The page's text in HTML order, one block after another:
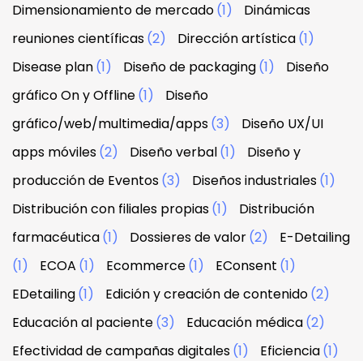
Dimensionamiento de mercado(1)
Dinámicas
reuniones científicas(2) Dirección artística(1)
Disease plan(1) Diseño de packaging(1)
Diseño
gráfico On y Offline(1)
Diseño
gráfico/web/multimedia/apps(3)
Diseño UX/UI
apps móviles(2) Diseño verbal(1)
Diseño y
producción de Eventos(3) Diseños industriales(1)
Distribución con filiales propias(1)
Distribución
farmacéutica(1) Dossieres de valor(2)
E-Detailing
(1)
ECOA (1) Ecommerce(1) EConsent (1)
EDetailing(1) Edición y creación de contenido(2)
Educación al paciente(3) Educación médica(2)
Efectividad de campañas digitales(1) Eficiencia(1)